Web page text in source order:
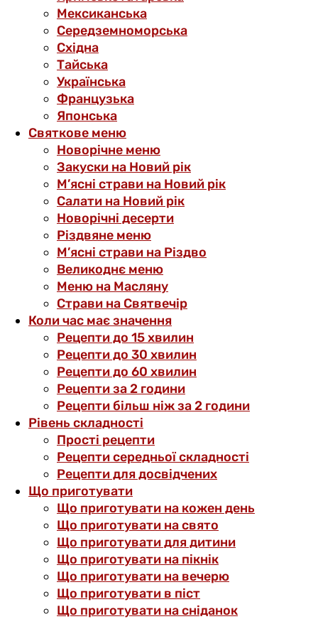
Мексиканська
Середземноморська
Східна
Тайська
Українська
Французька
Японська
Святкове меню
Новорічне меню
Закуски на Новий рік
М’ясні страви на Новий рік
Салати на Новий рік
Новорічні десерти
Різдвяне меню
М’ясні страви на Різдво
Великоднє меню
Меню на Масляну
Страви на Святвечір
Коли час має значення
Рецепти до 15 хвилин
Рецепти до 30 хвилин
Рецепти до 60 хвилин
Рецепти за 2 години
Рецепти більш ніж за 2 години
Рівень складності
Прості рецепти
Рецепти середньої складності
Рецепти для досвідчених
Що приготувати
Що приготувати на кожен день
Що приготувати на свято
Що приготувати для дитини
Що приготувати на пікнік
Що приготувати на вечерю
Що приготувати в піст
Що приготувати на сніданок